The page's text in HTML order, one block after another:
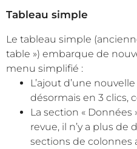
Tableau simple
Le tableau simple
table ») embarque de
menu simplifié :
L’ajout d’une
désormais en 3 clics,
La section « Données
revue, il n’y a plus de
sections de colonnes